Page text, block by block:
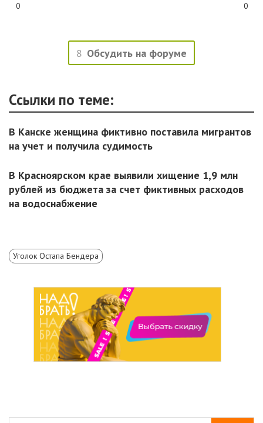
0 0
8 Обсудить на форуме
Ссылки по теме:
В Канске женщина фиктивно поставила мигрантов
на учет и получила судимость
В Красноярском крае выявили хищение 1,9 млн
рублей из бюджета за счет фиктивных расходов
на водоснабжение
Уголок Остапа Бендера